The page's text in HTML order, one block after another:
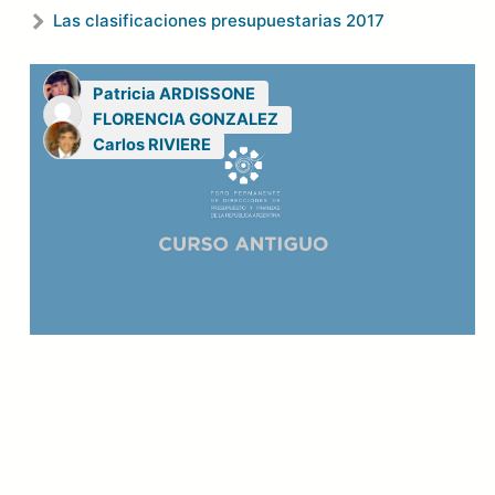
Las clasificaciones presupuestarias 2017
Patricia ARDISSONE
FLORENCIA GONZALEZ
Carlos RIVIERE